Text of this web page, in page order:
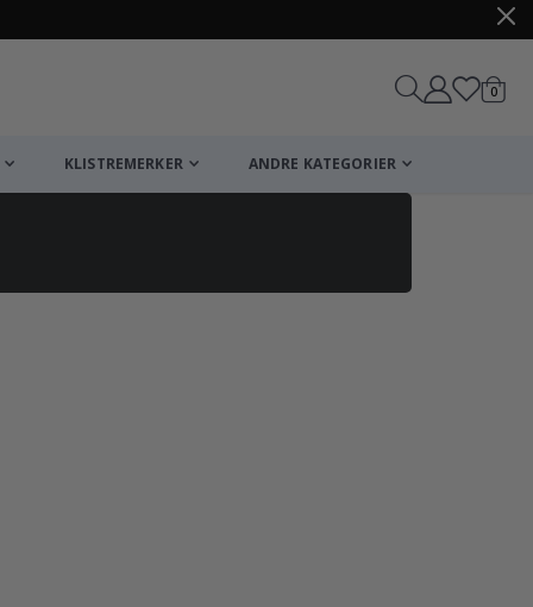
0varer
KLISTREMERKER ANDRE KATEGORIER